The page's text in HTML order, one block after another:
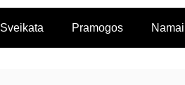
Sveikata Pramogos Namai